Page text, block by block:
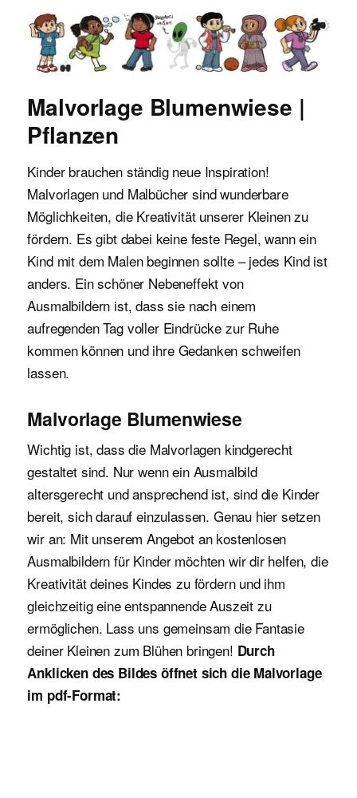
Malvorlagen für Kinder
Malvorlage Blumenwiese |
Pflanzen
Kinder brauchen ständig neue Inspiration!
Malvorlagen und Malbücher sind wunderbare
Möglichkeiten, die Kreativität unserer Kleinen zu
fördern. Es gibt dabei keine feste Regel, wann ein
Kind mit dem Malen beginnen sollte – jedes Kind ist
anders. Ein schöner Nebeneffekt von
Ausmalbildern ist, dass sie nach einem
aufregenden Tag voller Eindrücke zur Ruhe
kommen können und ihre Gedanken schweifen
lassen.
Malvorlage Blumenwiese
Wichtig ist, dass die Malvorlagen kindgerecht
gestaltet sind. Nur wenn ein Ausmalbild
altersgerecht und ansprechend ist, sind die Kinder
bereit, sich darauf einzulassen. Genau hier setzen
wir an: Mit unserem Angebot an kostenlosen
Ausmalbildern für Kinder möchten wir dir helfen, die
Kreativität deines Kindes zu fördern und ihm
gleichzeitig eine entspannende Auszeit zu
ermöglichen. Lass uns gemeinsam die Fantasie
deiner Kleinen zum Blühen bringen! Durch
Anklicken des Bildes öffnet sich die Malvorlage
im pdf-Format: